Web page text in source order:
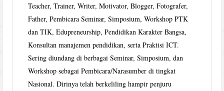
Teacher, Trainer, Writer, Motivator, Blogger, Fotografer,
Father, Pembicara Seminar, Simposium, Workshop PTK
dan TIK, Edupreneurship, Pendidikan Karakter Bangsa,
Konsultan manajemen pendidikan, serta Praktisi ICT.
Sering diundang di berbagai Seminar, Simposium, dan
Workshop sebagai Pembicara/Narasumber di tingkat
Nasional. Dirinya telah berkeliling hampir penjuru